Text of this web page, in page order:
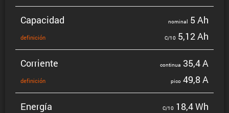
Capacidad
defini­ción
nominal 5 Ah
C/10 5,12 Ah
Corriente
defini­ción
continua 35,4 A
pico 49,8 A
Energía C/10 18,4 Wh